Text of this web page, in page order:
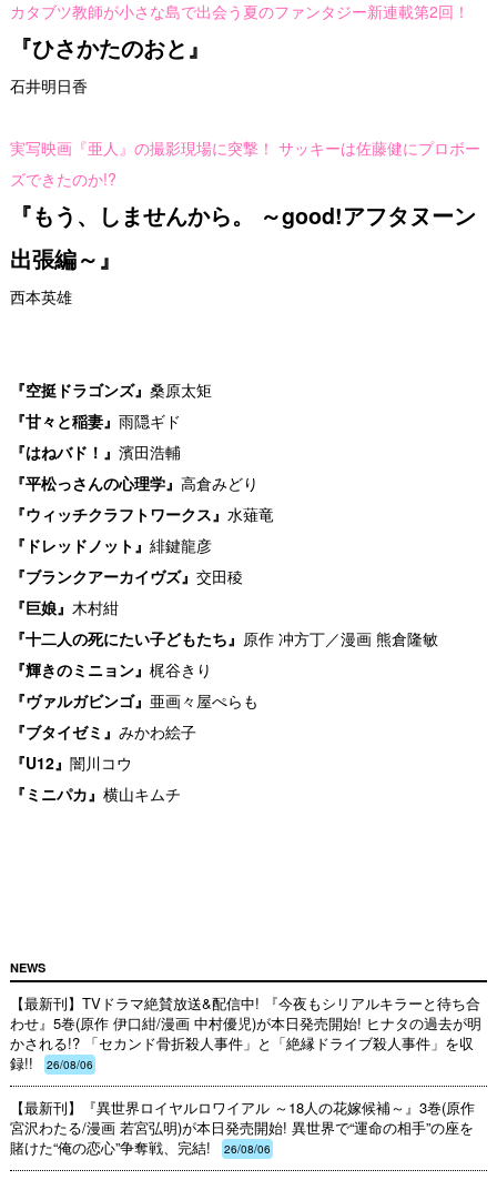
カタブツ教師が小さな島で出会う夏のファンタジー新連載第2回！
『ひさかたのおと』
石井明日香
実写映画『亜人』の撮影現場に突撃！ サッキーは佐藤健にプロボー
ズできたのか!?
『もう、しませんから。 ～good!アフタヌーン
出張編～』
西本英雄
『空挺ドラゴンズ』 桑原太矩
『甘々と稲妻』 雨隠ギド
『はねバド！』 濱田浩輔
『平松っさんの心理学』 高倉みどり
『ウィッチクラフトワークス』 水薙竜
『ドレッドノット』 緋鍵龍彦
『ブランクアーカイヴズ』 交田稜
『巨娘』 木村紺
『十二人の死にたい子どもたち』 原作 冲方丁／漫画 熊倉隆敏
『輝きのミニョン』 梶谷きり
『ヴァルガビンゴ』 亜画々屋ぺらも
『ブタイゼミ』 みかわ絵子
『U12』 闇川コウ
『ミニパカ』 横山キムチ
NEWS
【最新刊】TVドラマ絶賛放送&配信中! 『今夜もシリアルキラーと待ち合
わせ』5巻(原作 伊口紺/漫画 中村優児)が本日発売開始! ヒナタの過去が明
かされる!? 「セカンド骨折殺人事件」と「絶縁ドライブ殺人事件」を収
録!!
26/08/06
【最新刊】『異世界ロイヤルロワイアル ～18人の花嫁候補～』3巻(原作
宮沢わたる/漫画 若宮弘明)が本日発売開始! 異世界で“運命の相手”の座を
賭けた“俺の恋心”争奪戦、完結!
26/08/06